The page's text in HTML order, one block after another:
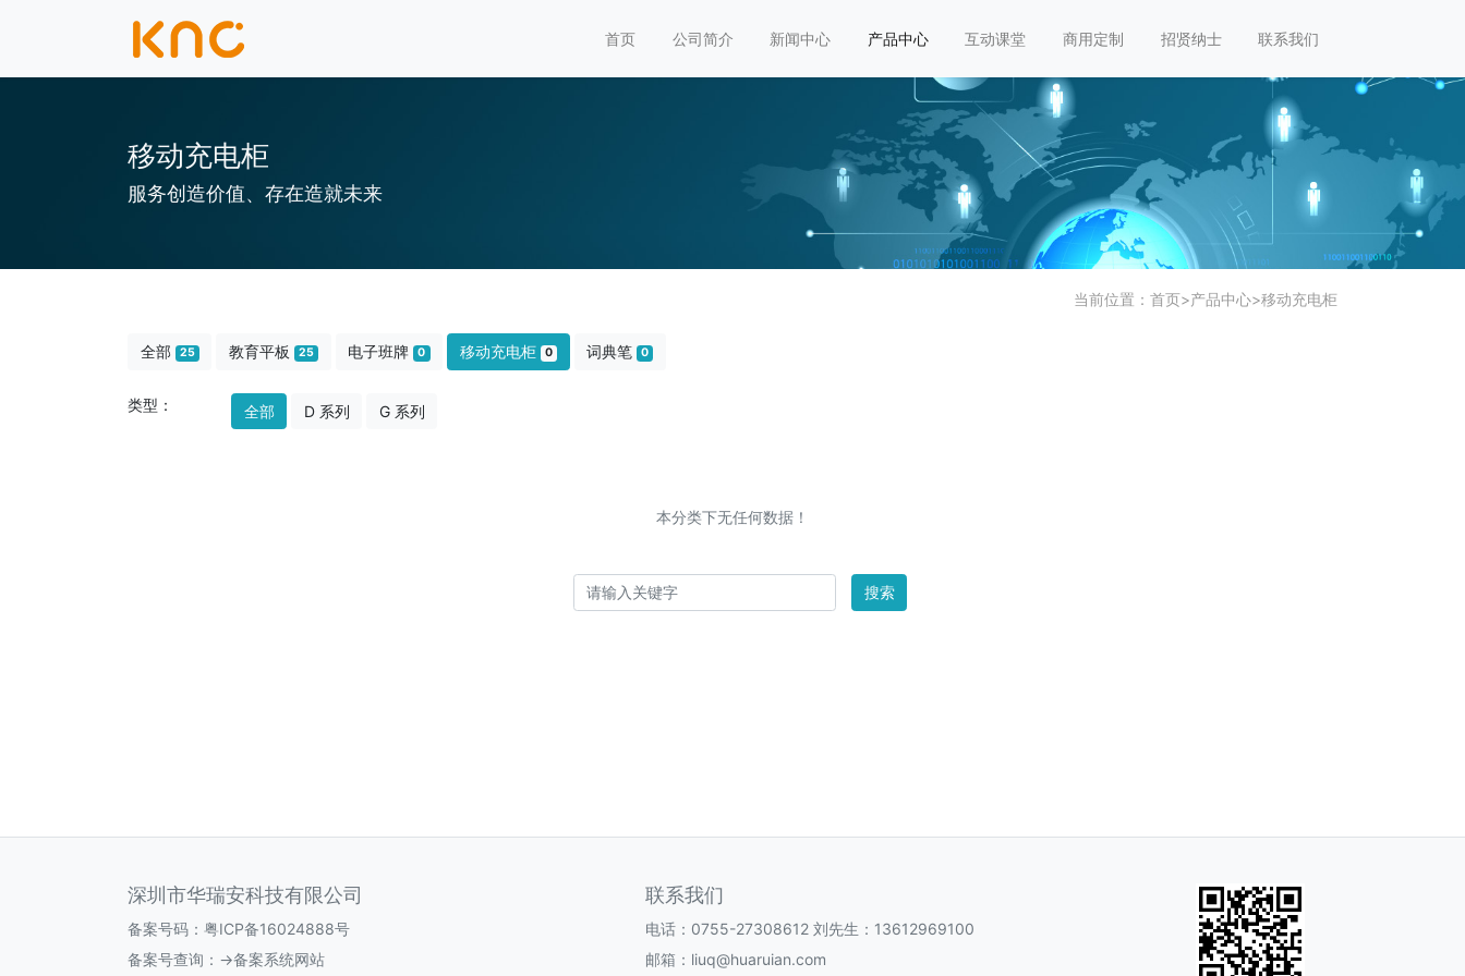
首页 公司简介 新闻中心 产品中心 互动课堂 商用定制 招贤纳士 联系我们
移动充电柜
服务创造价值、存在造就未来
当前位置： 首页>产品中心>移动充电柜
全部 25 教育平板 25 电子班牌 0 移动充电柜 0 词典笔 0
类型： 全部 D 系列 G 系列
本分类下无任何数据！
搜索
深圳市华瑞安科技有限公司
备案号码： 粤ICP备16024888号
备案号查询： ->备案系统网站
联系我们
电话：0755-27308612 刘先生：13612969100
邮箱：liuq@huaruian.com